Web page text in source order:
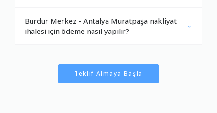
Burdur Merkez - Antalya Muratpaşa nakliyat
ihalesi için ödeme nasıl yapılır?
Teklif Almaya Başla